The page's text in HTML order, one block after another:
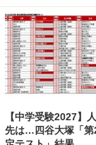
【中学受験2027】
先は…四谷大塚「第